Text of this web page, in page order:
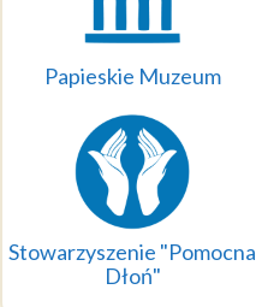
Papieskie Muzeum
Stowarzyszenie "Pomocna
Dłoń"